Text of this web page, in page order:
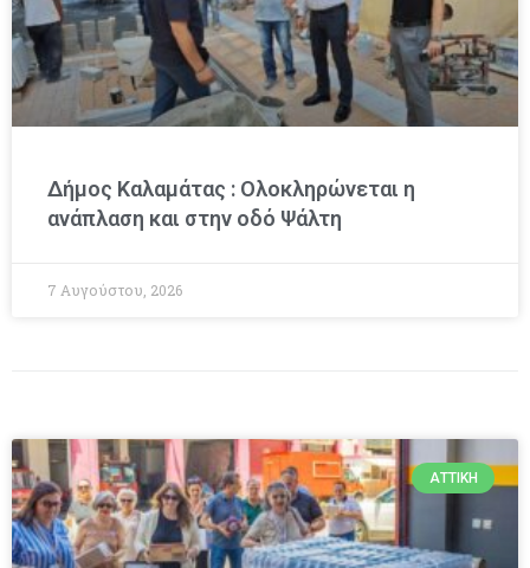
Δήμος Καλαμάτας : Ολοκληρώνεται η
ανάπλαση και στην οδό Ψάλτη
7 Αυγούστου, 2026
ΑΤΤΙΚΉ